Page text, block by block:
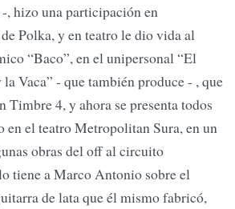
, hizo una participación en
Polka, y en teatro le dio vida al
“Baco”, en el unipersonal “El
Vaca” - que también produce - , que
Timbre 4, y ahora se presenta todos
en el teatro Metropolitan Sura, en un
obras del off al circuito
tiene a Marco Antonio sobre el
de lata que él mismo fabricó,